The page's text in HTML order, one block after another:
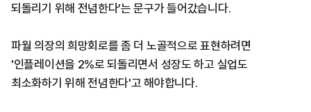
되돌리기 위해 전념한다’는 문구가 들어갔습니다.
파월 의장의 희망회로를 좀 더 노골적으로 표현하려면
'인플레이션을 2%로 되돌리면서 성장도 하고 실업도
최소화하기 위해 전념한다'고 해야합니다.